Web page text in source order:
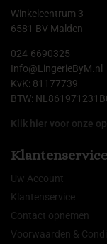
Winkelcentrum 3
6581 BV Malden
024-6690325
Info@LingerieByM.nl
KvK: 81177739
BTW:
Klik hier voor onze
Klantenservice
Uw Account
Klantenservice
Contact opnemen
Voorwaarden &